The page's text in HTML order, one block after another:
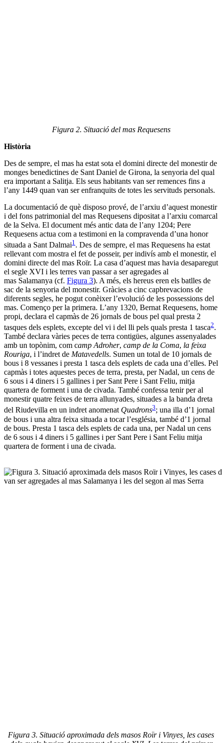
Figura 2. Situació del mas Requesens
Història
Des de sempre, el mas ha estat sota el domini directe del monestir de
monges benedictines de Sant Daniel de Girona, la senyoria del qual
era important a Salitja. Els seus habitants van ser remences fins a
l’any 1449 quan van ser enfranquits de totes les servituds personals.
La documentació de què disposo prové, de l’arxiu d’aquest monestir
i del fons patrimonial del mas Requesens dipositat a l’arxiu comarcal
de la Selva. El document més antic data de l’any 1204; Pere
Requesens actua com a testimoni en la compravenda d’una honor
situada a Sant Dalmai1 . Des de sempre, el mas Requesens ha estat
rellevant com mostra el fet de posseir, per indivís amb el monestir, el
domini directe del mas Roïr. La casa d’aquest mas havia desaparegut
el segle XVI i les terres van passar a ser agregades al
mas Salamanya (cf. Figura 3). A més, els hereus eren els batlles de
sac de la senyoria del monestir. Gràcies a cinc capbrevacions de
diferents segles, he pogut conèixer l’evolució de les possessions del
mas. Començo per la primera. L’any 1320, Bernat Requesens, home
propi, declara el capmàs de 26 jornals de bous pel qual presta 2
tasques dels esplets, excepte del vi i del lli pels quals presta 1 tasca2.
També declara vàries peces de terra contigües, algunes assenyalades
amb un topònim, com camp Adroher, camp de la Coma, la feixa
Rouriga, i l’indret de Matavedells. Sumen un total de 10 jornals de
bous i 8 vessanes i presta 1 tasca dels esplets de cada una d’elles. Pel
capmàs i totes aquestes peces de terra, presta, per Nadal, un cens de
6 sous i 4 diners i 5 gallines i per Sant Pere i Sant Feliu, mitja
quartera de forment i una de civada. També confessa tenir per al
monestir quatre feixes de terra allunyades, situades a la banda dreta
del Riudevilla en un indret anomenat Quadrons3; una illa d’1 jornal
de bous i una altra feixa situada a tocar l’església, també d’1 jornal
de bous. Presta 1 tasca dels esplets de cada una, per Nadal un cens
de 6 sous i 4 diners i 5 gallines i per Sant Pere i Sant Feliu mitja
quartera de forment i una de civada.
Figura 3. Situació aproximada dels masos Roïr i Vinyes, les cases